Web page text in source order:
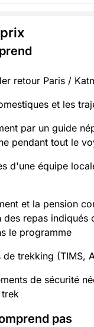
retour Paris /
et les
par un guide
pendant tout le
d'une équipe
et la pension
des repas indiqués
le programme
de trekking (TIMS,
de sécurité
trek
pas